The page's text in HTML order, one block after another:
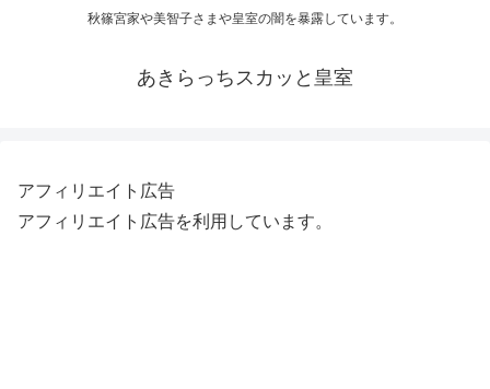
秋篠宮家や美智子さまや皇室の闇を暴露しています。
あきらっちスカッと皇室
アフィリエイト広告
アフィリエイト広告を利用しています。